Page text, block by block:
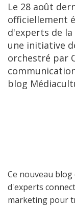
Le 28 août
officiellement
d'experts de
une initiative
orchestré par
blog
Ce nouveau
d'experts
marketing pour